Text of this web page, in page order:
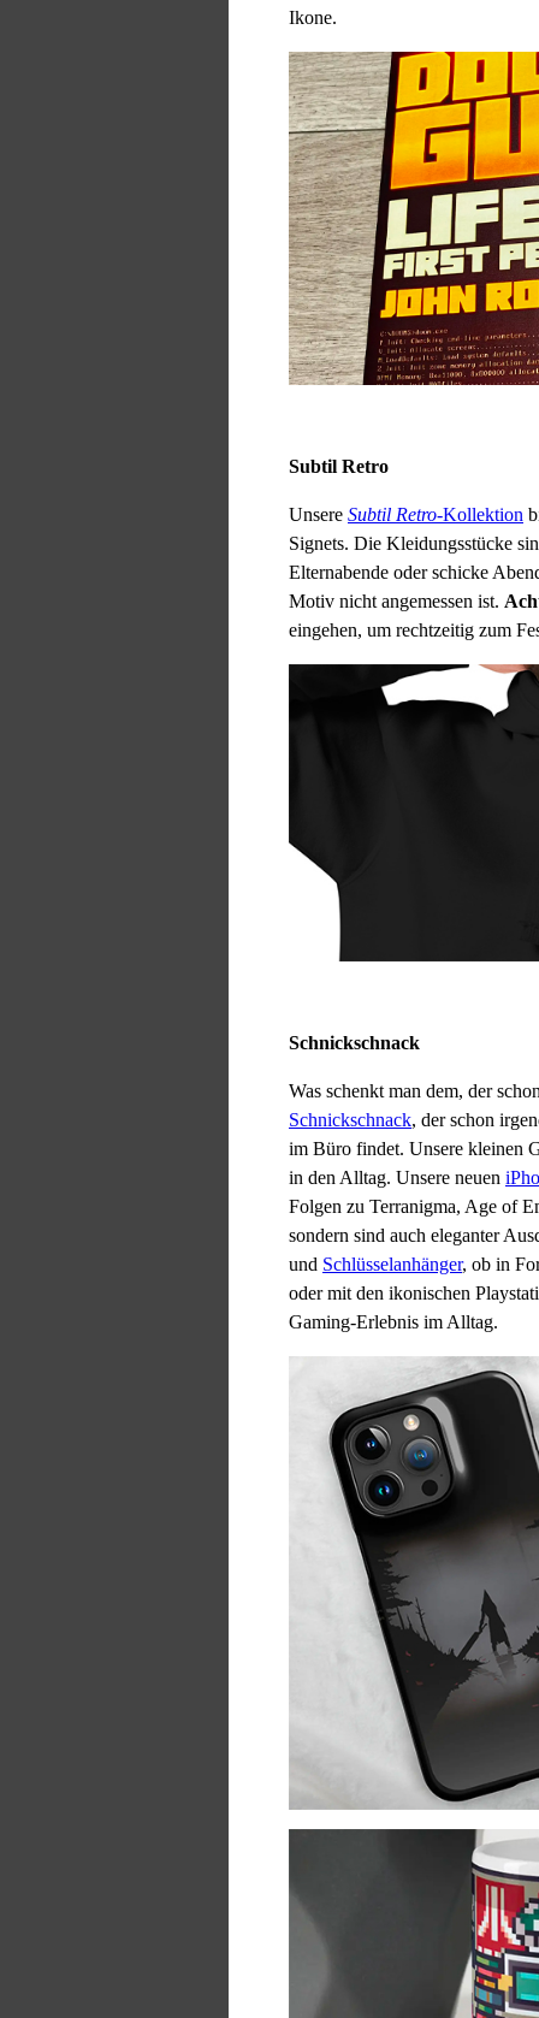
Ikone.
Subtil Retro
Unsere Subtil Retro-Kollektion
Signets. Die Kleidungsstücke
Elternabende oder schicke
Motiv nicht angemessen ist.
eingehen, um rechtzeitig zum
Schnickschnack
Was schenkt man dem, der
Schnickschnack, der schon
im Büro findet. Unsere kleinen
in den Alltag. Unsere neuen
Folgen zu Terranigma, Age of
sondern sind auch eleganter
und Schlüsselanhänger, ob in
oder mit den ikonischen
Gaming-Erlebnis im Alltag.